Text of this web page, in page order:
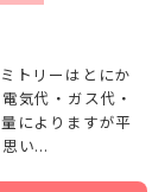
トリーはとにか
気代・ガス代・
によりますが平
い...